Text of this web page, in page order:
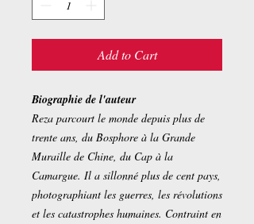
Add to Cart
Biographie de l'auteur
Reza parcourt le monde depuis plus de
trente ans, du Bosphore à la Grande
Muraille de Chine, du Cap à la
Camargue. Il a sillonné plus de cent pays,
photographiant les guerres, les révolutions
et les catastrophes humaines. Contraint en